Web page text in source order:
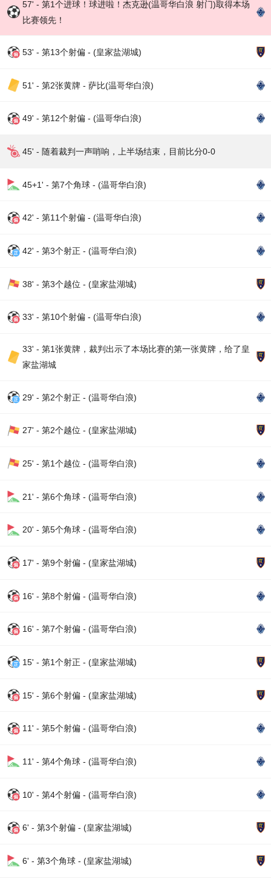
57' - 第1个进球！球进啦！杰克逊(温哥华白浪 射门)取得本场
比赛领先！
53' - 第13个射偏 - (皇家盐湖城)
51' - 第2张黄牌 - 萨比(温哥华白浪)
49' - 第12个射偏 - (温哥华白浪)
45' - 随着裁判一声哨响，上半场结束，目前比分0-0
45+1' - 第7个角球 - (温哥华白浪)
42' - 第11个射偏 - (温哥华白浪)
42' - 第3个射正 - (温哥华白浪)
38' - 第3个越位 - (皇家盐湖城)
33' - 第10个射偏 - (温哥华白浪)
33' - 第1张黄牌，裁判出示了本场比赛的第一张黄牌，给了皇
家盐湖城
29' - 第2个射正 - (温哥华白浪)
27' - 第2个越位 - (皇家盐湖城)
25' - 第1个越位 - (温哥华白浪)
21' - 第6个角球 - (温哥华白浪)
20' - 第5个角球 - (温哥华白浪)
17' - 第9个射偏 - (皇家盐湖城)
16' - 第8个射偏 - (温哥华白浪)
16' - 第7个射偏 - (温哥华白浪)
15' - 第1个射正 - (皇家盐湖城)
15' - 第6个射偏 - (皇家盐湖城)
11' - 第5个射偏 - (温哥华白浪)
11' - 第4个角球 - (温哥华白浪)
10' - 第4个射偏 - (温哥华白浪)
6' - 第3个射偏 - (皇家盐湖城)
6' - 第3个角球 - (皇家盐湖城)